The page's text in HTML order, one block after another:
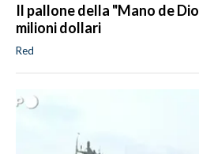
Il pallone della "Mano de
milioni dollari
Red